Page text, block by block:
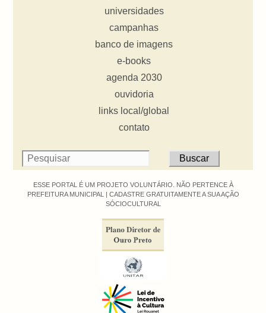
universidades
campanhas
banco de imagens
e-books
agenda 2030
ouvidoria
links local/global
contato
ESSE PORTAL É UM PROJETO VOLUNTÁRIO. NÃO PERTENCE À
PREFEITURA MUNICIPAL | CADASTRE GRATUITAMENTE A SUA AÇÃO
SÓCIOCULTURAL